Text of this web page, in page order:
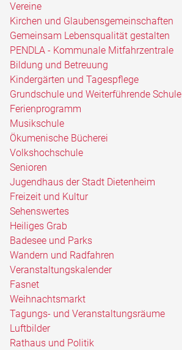
Vereine
Kirchen und Glaubensgemeinschaften
Gemeinsam Lebensqualität gestalten
PENDLA - Kommunale Mitfahrzentrale
Bildung und Betreuung
Kindergärten und Tagespflege
Grundschule und Weiterführende Schule
Ferienprogramm
Musikschule
Ökumenische Bücherei
Volkshochschule
Senioren
Jugendhaus der Stadt Dietenheim
Freizeit und Kultur
Sehenswertes
Heiliges Grab
Badesee und Parks
Wandern und Radfahren
Veranstaltungskalender
Fasnet
Weihnachtsmarkt
Tagungs- und Veranstaltungsräume
Luftbilder
Rathaus und Politik